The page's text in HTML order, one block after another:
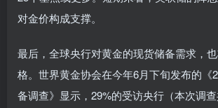
对金价构成支撑。
最后，全球央行对黄金的现货储备需求，
格。世界黄金协会在今年6月下旬发布的《
备调查》显示，29%的受访央行（本次调